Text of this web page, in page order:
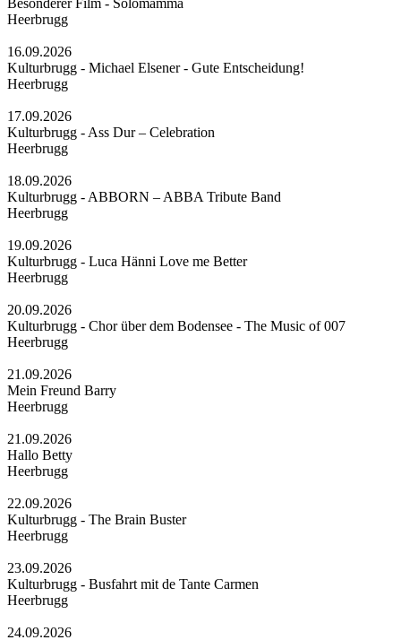
Heerbrugg
16.09.2026
Kulturbrugg - Michael Elsener - Gute Entscheidung!
Heerbrugg
17.09.2026
Kulturbrugg - Ass Dur – Celebration
Heerbrugg
18.09.2026
Kulturbrugg - ABBORN – ABBA Tribute Band
Heerbrugg
19.09.2026
Kulturbrugg - Luca Hänni Love me Better
Heerbrugg
20.09.2026
Kulturbrugg - Chor über dem Bodensee - The Music of 007
Heerbrugg
21.09.2026
Mein Freund Barry
Heerbrugg
21.09.2026
Hallo Betty
Heerbrugg
22.09.2026
Kulturbrugg - The Brain Buster
Heerbrugg
23.09.2026
Kulturbrugg - Busfahrt mit de Tante Carmen
Heerbrugg
24.09.2026